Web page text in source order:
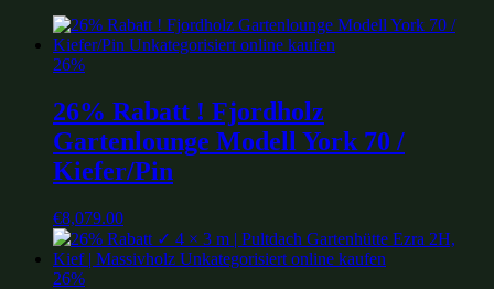
26%
26% Rabatt ! Fjordholz
Gartenlounge Modell York 70 /
Kiefer/Pin
€8,079.00
26%